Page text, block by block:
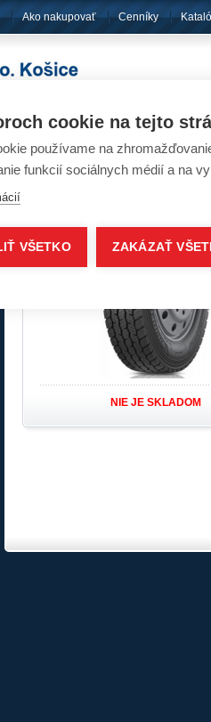
Ako nakupovať Cenníky
Pneumatiky -
NIE JE SKLADOM
cookie na tejto
používame na
funkcií sociálnych médií a na
VŠETKO ZAKÁZAŤ